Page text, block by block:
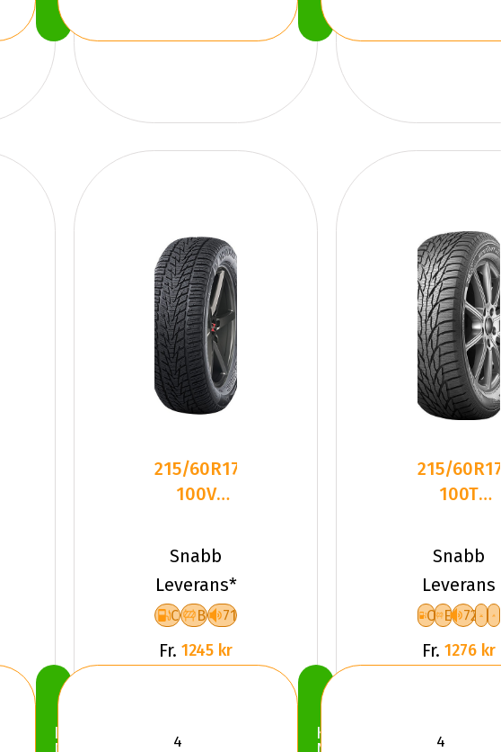
Köp
215/60R17
100V
SV-4 XL
M+S Frik
Snabb
Leverans*
C B 71
Fr. 1245 kr
Köp
215/60R17
100T
Wintercraft
WS51 X
Snabb
Leverans
C E 72
Fr. 1276 kr